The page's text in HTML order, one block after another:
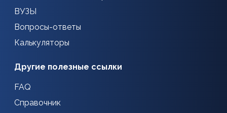
ВУЗЫ
Вопросы-ответы
Калькуляторы
Другие полезные ссылки
FAQ
Справочник